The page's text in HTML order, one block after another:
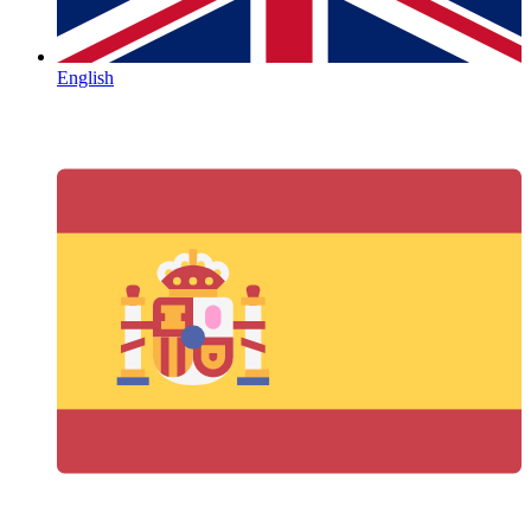
English